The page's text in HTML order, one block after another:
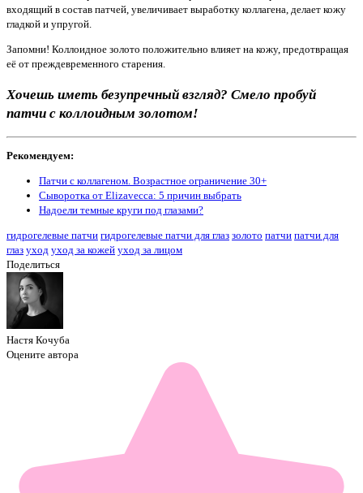
входящий в состав патчей, увеличивает выработку коллагена, делает кожу
гладкой и упругой.
Запомни! Коллоидное золото положительно влияет на кожу, предотвращая
её от преждевременного старения.
Хочешь иметь безупречный взгляд? Смело пробуй
патчи с коллоидным золотом!
Рекомендуем:
Патчи с коллагеном. Возрастное ограничение 30+
Сыворотка от Elizavecca: 5 причин выбрать
Надоели темные круги под глазами?
гидрогелевые патчи гидрогелевые патчи для глаз золото патчи патчи для
глаз уход уход за кожей уход за лицом
Поделиться
Настя Кочуба
Оцените автора